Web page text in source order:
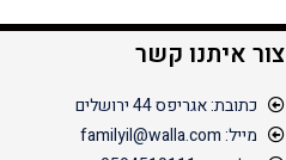
צור איתנו קשר
כתובת: אגריפס 44 ירושלים
מייל: familyil@walla.com